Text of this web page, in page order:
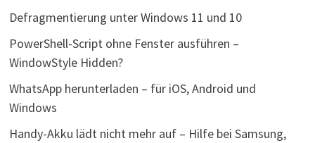
Defragmentierung unter Windows 11 und 10
PowerShell-Script ohne Fenster ausführen –
WindowStyle Hidden?
WhatsApp herunterladen – für iOS, Android und
Windows
Handy-Akku lädt nicht mehr auf – Hilfe bei Samsung,